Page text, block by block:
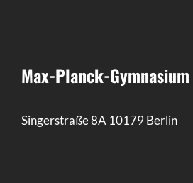
Max-Planck-Gymnasium
Singerstraße 8A 10179 Berlin